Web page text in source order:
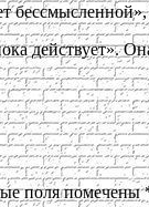
действует».
поля помечены